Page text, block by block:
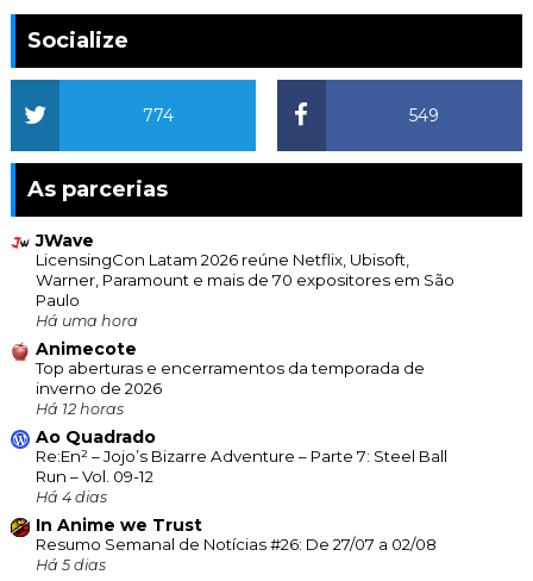
Socialize
549
774
As parcerias
JWave
LicensingCon Latam 2026 reúne Netflix, Ubisoft,
Warner, Paramount e mais de 70 expositores em São
Paulo
Há uma hora
Animecote
Top aberturas e encerramentos da temporada de
inverno de 2026
Há 12 horas
Ao Quadrado
Re:En² – Jojo’s Bizarre Adventure – Parte 7: Steel Ball
Run – Vol. 09-12
Há 4 dias
In Anime we Trust
Resumo Semanal de Notícias #26: De 27/07 a 02/08
Há 5 dias